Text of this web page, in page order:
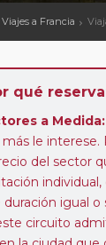
Viajes a Francia
qué
a Medida:
le interese.
del sector
igual
circuito